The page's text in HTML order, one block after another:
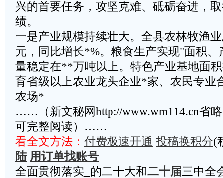
兴的首要任务，攻坚克难、砥砺奋进，
绩。
一是产业规模持续壮大。全县农林牧渔
元，同比增长*%。粮食生产实现"面积、
量稳定在**万吨以上。特色产业基地面
育省级以上农业龙头企业*家、农民专业
农场*
……（新文秘网http://www.wm114.cn省
可完整阅读）……
看全文方法： 付费极速开通 投稿换积分(
陆 用订单找账号
全面贯彻落实_的二十大和二十届三中全